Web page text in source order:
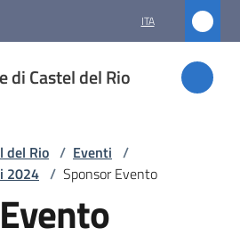
ITA
di Castel del Rio
del Rio / Eventi /
2024 / Sponsor Evento